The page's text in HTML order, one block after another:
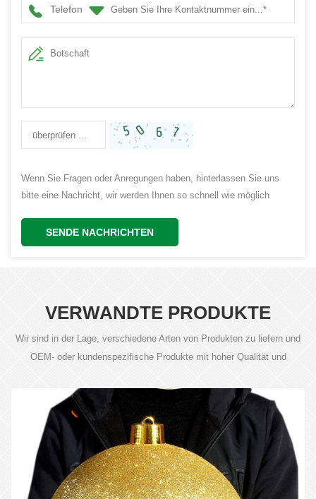
Telefon
Wenn Sie Fragen oder Anregungen haben, hinterlassen Sie uns
bitte eine Nachricht, wir werden Ihnen so schnell wie möglich
SENDE NACHRICHTEN
VERWANDTE PRODUKTE
Wir sind in der Lage, verschiedene Arten von Produkten zu liefern und
OEM- oder kundenspezifische Produkte mit hoher Qualität und